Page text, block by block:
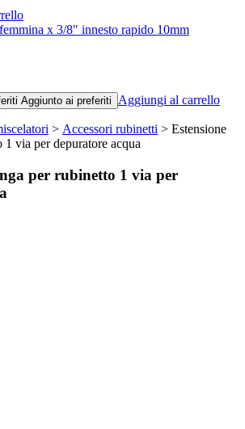
x 3/8" innesto rapido 10mm
Aggiunto ai preferiti Aggiungi al carrello
> Accessori rubinetti > Estensione
via per depuratore acqua
per rubinetto 1 via per